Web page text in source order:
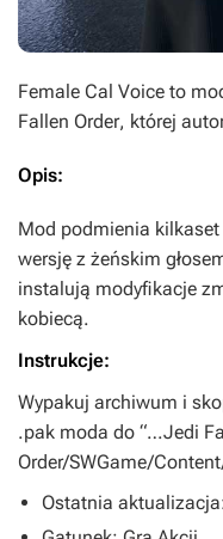
Female Cal Voice to
Fallen Order, której
Opis:
Mod podmienia
wersję z żeńskim
instalują modyfikacje
kobiecą.
Instrukcje:
Wypakuj archiwum i
.pak moda do “…Jedi
Order/SWGame/
Ostatnia